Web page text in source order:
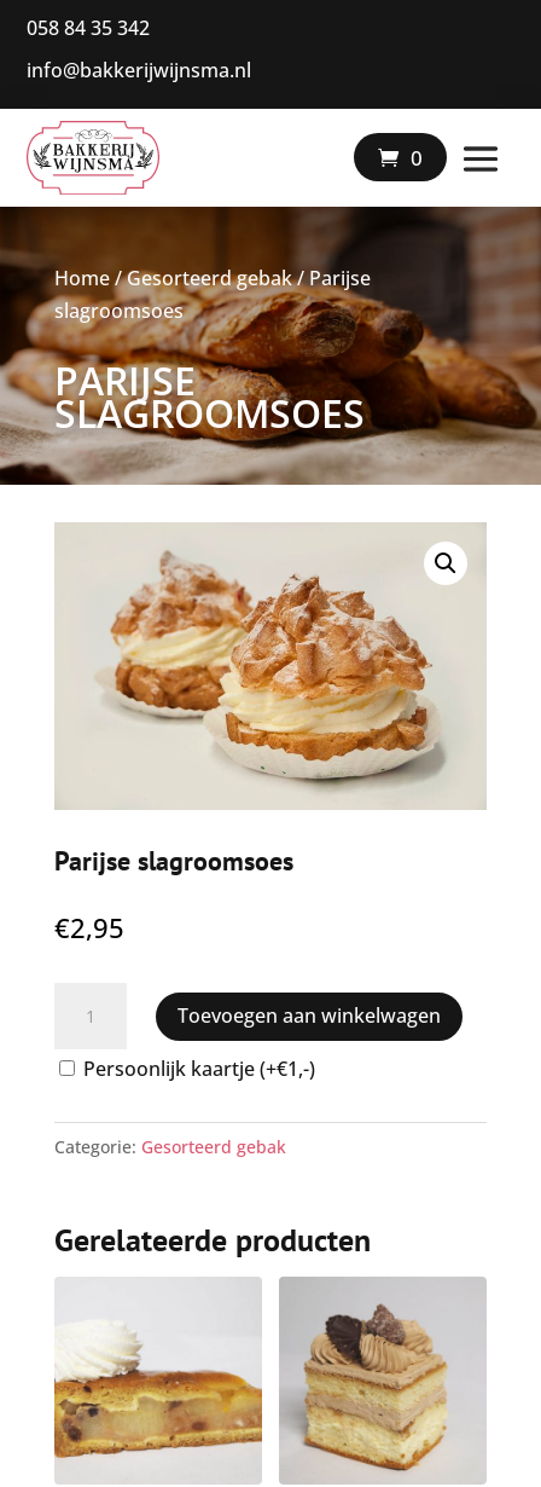
058 84 35 342
|
info@bakkerijwijnsma.nl
0
Home/Gesorteerd gebak/ Parijse
slagroomsoes
PARIJSE
SLAGROOMSOES
Parijse slagroomsoes
€2,95
slagroomsoes
aantal
Toevoegen aan winkelwagen
Persoonlijk kaartje (+€1,-)
Categorie: Gesorteerd gebak
Gerelateerde producten